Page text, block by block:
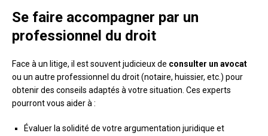
Se faire accompagner par un
professionnel du droit
Face à un litige, il est souvent judicieux de consulter un avocat
ou un autre professionnel du droit (notaire, huissier, etc.) pour
obtenir des conseils adaptés à votre situation. Ces experts
pourront vous aider à :
Évaluer la solidité de votre argumentation juridique et